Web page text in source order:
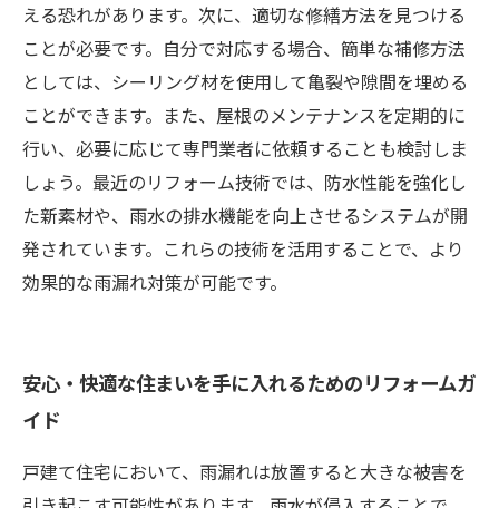
える恐れがあります。次に、適切な修繕方法を見つける
ことが必要です。自分で対応する場合、簡単な補修方法
としては、シーリング材を使用して亀裂や隙間を埋める
ことができます。また、屋根のメンテナンスを定期的に
行い、必要に応じて専門業者に依頼することも検討しま
しょう。最近のリフォーム技術では、防水性能を強化し
た新素材や、雨水の排水機能を向上させるシステムが開
発されています。これらの技術を活用することで、より
効果的な雨漏れ対策が可能です。
安心・快適な住まいを手に入れるためのリフォームガ
イド
戸建て住宅において、雨漏れは放置すると大きな被害を